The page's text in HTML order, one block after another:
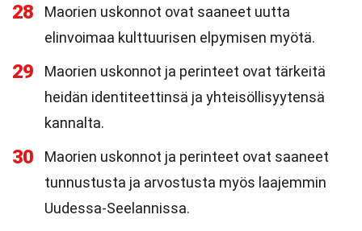
28
Maorien uskonnot ovat saaneet uutta
elinvoimaa kulttuurisen elpymisen myötä.
29
Maorien uskonnot ja perinteet ovat tärkeitä
heidän identiteettinsä ja yhteisöllisyytensä
kannalta.
30
Maorien uskonnot ja perinteet ovat saaneet
tunnustusta ja arvostusta myös laajemmin
Uudessa-Seelannissa.